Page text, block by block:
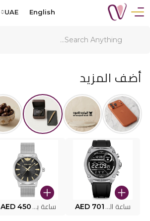
English
UAE
أضف المزيد
ساعة البوليس الذكية MY.AVATAR PEIUN0000101 AED 701 ساعة بوليس للرجال PEWJG0005002 AED 450